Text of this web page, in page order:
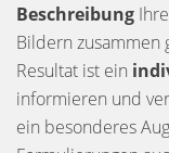
Beschreibung
Bildern zusammen
Resultat ist ein
informieren und
ein besonderes